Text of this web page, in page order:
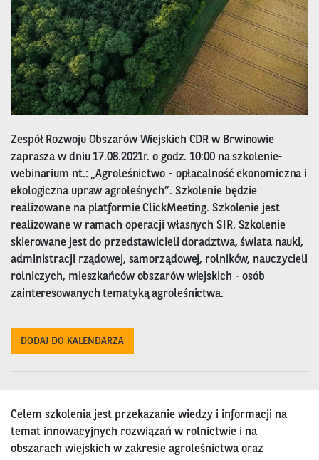
Zespół Rozwoju Obszarów Wiejskich CDR w Brwinowie
zaprasza w dniu 17.08.2021r. o godz. 10:00 na szkolenie-
webinarium nt.: „Agroleśnictwo - opłacalność ekonomiczna i
ekologiczna upraw agroleśnych”. Szkolenie będzie
realizowane na platformie ClickMeeting. Szkolenie jest
realizowane w ramach operacji własnych SIR. Szkolenie
skierowane jest do przedstawicieli doradztwa, świata nauki,
administracji rządowej, samorządowej, rolników, nauczycieli
rolniczych, mieszkańców obszarów wiejskich - osób
zainteresowanych tematyką agroleśnictwa.
DODAJ DO KALENDARZA
Celem szkolenia jest przekazanie wiedzy i informacji na
temat innowacyjnych rozwiązań w rolnictwie i na
obszarach wiejskich w zakresie agroleśnictwa oraz